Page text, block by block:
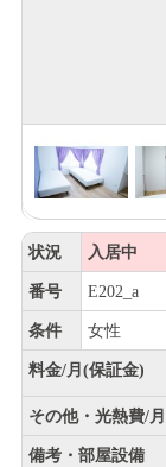
状況 入居中
番号 E202_a
条件 女性
料金/月(保証金)
その他・光熱費/月
備考・部屋設備